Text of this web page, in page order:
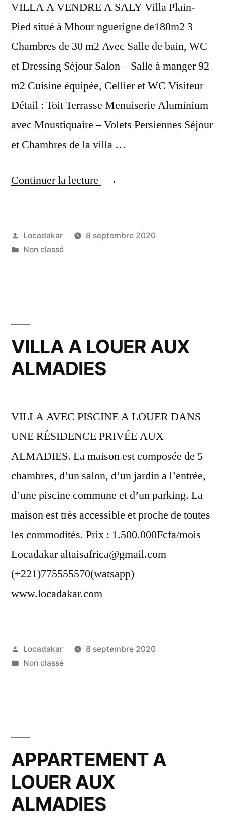
VILLA A VENDRE A SALY Villa Plain-
Pied situé à Mbour nguerigne de180m2 3
Chambres de 30 m2 Avec Salle de bain, WC
et Dressing Séjour Salon – Salle à manger 92
m2 Cuisine équipée, Cellier et WC Visiteur
Détail : Toit Terrasse Menuiserie Aluminium
avec Moustiquaire – Volets Persiennes Séjour
et Chambres de la villa …
Continuer la lecture
« VILLA
A
Publié
par
Locadakar
8 septembre 2020
Publié
Non classé
VILLA A LOUER AUX
ALMADIES
VILLA AVEC PISCINE A LOUER DANS
UNE RÉSIDENCE PRIVÉE AUX
ALMADIES. La maison est composée de 5
chambres, d’un salon, d’un jardin a l’entrée,
d’une piscine commune et d’un parking. La
maison est très accessible et proche de toutes
les commodités. Prix : 1.500.000Fcfa/mois
Locadakar altaisafrica@gmail.com
(+221)775555570(watsapp)
www.locadakar.com
Publié
par
Locadakar
8 septembre 2020
Publié
Non classé
APPARTEMENT A
LOUER AUX
ALMADIES